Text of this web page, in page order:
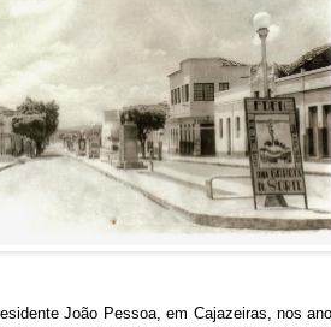
João Pessoa, em Cajazeiras, nos